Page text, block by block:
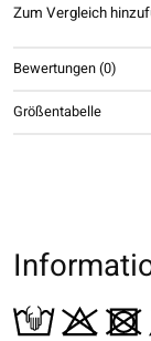
Zum Vergleich
Bewertungen (0)
Größentabelle